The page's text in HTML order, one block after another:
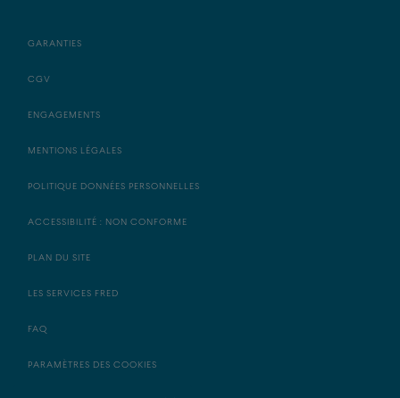
GARANTIES
CGV
ENGAGEMENTS
MENTIONS LÉGALES
POLITIQUE DONNÉES PERSONNELLES
ACCESSIBILITÉ : NON CONFORME
PLAN DU SITE
LES SERVICES FRED
FAQ
PARAMÈTRES DES COOKIES